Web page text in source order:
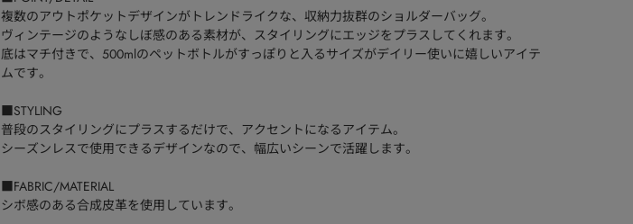
複数のアウトポケットデザインがトレンドライクな、収納力抜群のショルダーバッグ。
ヴィンテージのようなしぼ感のある素材が、スタイリングにエッジをプラスしてくれます。
底はマチ付きで、500mlのペットボトルがすっぽりと入るサイズがデイリー使いに嬉しいアイテ
ムです。
■STYLING
普段のスタイリングにプラスするだけで、アクセントになるアイテム。
シーズンレスで使用できるデザインなので、幅広いシーンで活躍します。
■FABRIC/MATERIAL
シボ感のある合成皮革を使用しています。